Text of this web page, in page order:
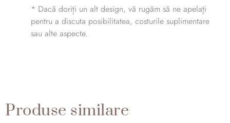
* Dacă doriți un alt design, vă rugăm să ne apelați
pentru a discuta posibilitatea, costurile suplimentare
sau alte aspecte.
Produse similare